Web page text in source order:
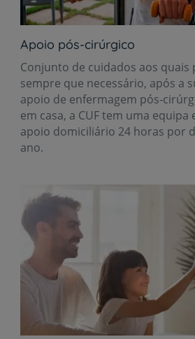
Apoio pós-cirúrgico
Conjunto de cuidados aos
sempre que necessário, após a
apoio de enfermagem pós-
em casa, a CUF tem uma equipa
apoio domiciliário 24 horas por
ano.